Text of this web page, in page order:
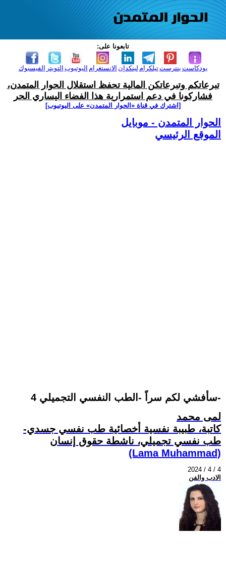
تابعونا على:
الفيسبوك التويتر اليوتيوب الانستغرام لينكدإن تيلكرامبنترست بودكاست
تبرعاتكم وتبرعاتكن المالية تحفظ استقلال الحوار المتمدن،
فشاركونا في دعم استمرارية هذا الفضاء اليساري الحر
[اشترك في قناة ‫«الحوار المتمدن» على اليوتيوب]
الحوار المتمدن - موبايل
الموقع الرئيسي
سأفشي لكم سراً -الطب النفسي التجميلي 4-
لمى محمد
كاتبة، طبيبة نفسية أخصائية طب نفسي جسدي-
طب نفسي تجميلي، ناشطة حقوق إنسان
(Lama Muhammad)
2024 / 4 / 4
الادب والفن